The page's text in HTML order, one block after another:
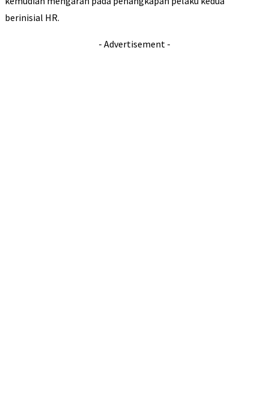
berinisial HR.
- Advertisement -